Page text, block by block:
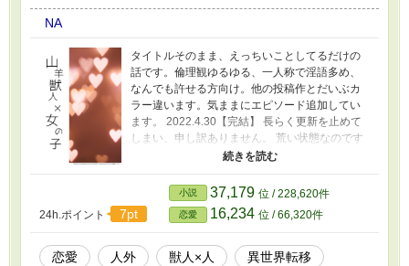
NA
タイトルそのまま、えっちいことしてるだけの
話です。倫理観ゆるゆる、一人称で淫語多め、
なんでも許せる方向け。他の投稿作とだいぶカ
ラー違います。気ままにエピソード追加してい
ます。 2022.4.30【完結】 長らく更新を止めて
しまい、申し訳ありません。 荒い状態なのです
が、ふたりのエンディングをお知らせしたくて
最終話まで更新しました。 2024.5.28【番外編】
創作のリハビリがてら、メモ帳に残っていたエ
リーとロイの番外編を少し直して追加。本編完
結からリアル2年ぶりなのに作者が一番驚いてま
す。 ①②の前後編の予定です。
24h.ポイント 7pt
小説 37,179 位 / 228,620件
恋愛 16,234 位 / 66,320件
恋愛 人外 獣人×人
異世界転移